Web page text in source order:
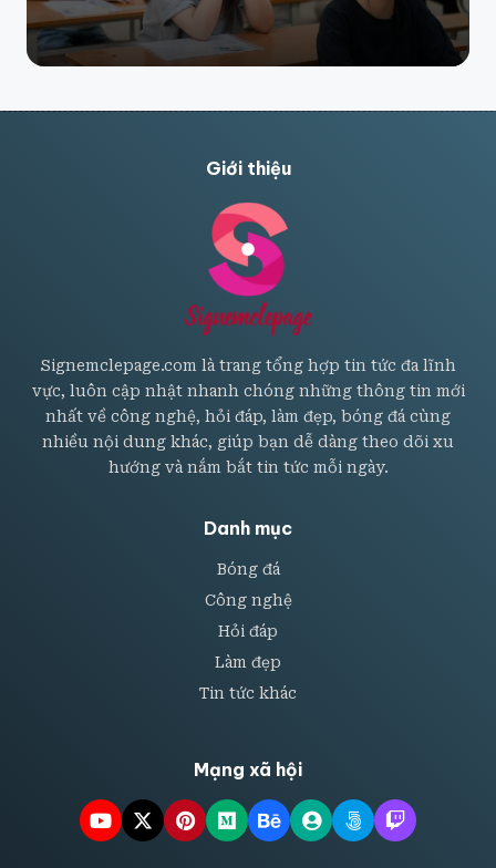
Giới thiệu
Signemclepage.com là trang tổng hợp tin tức đa lĩnh
vực, luôn cập nhật nhanh chóng những thông tin mới
nhất về công nghệ, hỏi đáp, làm đẹp, bóng đá cùng
nhiều nội dung khác, giúp bạn dễ dàng theo dõi xu
hướng và nắm bắt tin tức mỗi ngày.
Danh mục
Bóng đá
Công nghệ
Hỏi đáp
Làm đẹp
Tin tức khác
Mạng xã hội